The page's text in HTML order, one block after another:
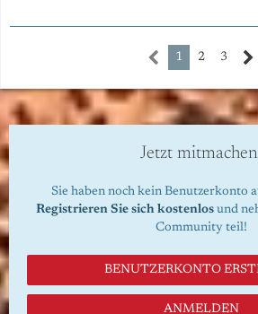
1 2 3
Jetzt
Sie haben noch kein Benutzerkonto
Registrieren Sie sich kostenlosund
Community teil!
BENUTZERKONTO
ANMELDEN